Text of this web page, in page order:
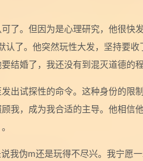
了。但因为是心理研究，他很快
了。他突然玩性大发，坚持要收
结婚了，我还没有到混灭道德的程
出试探性的命令。这种身份的限
我，成为我合适的主导。他相信
我伪m还是玩得不尽兴。我宁愿